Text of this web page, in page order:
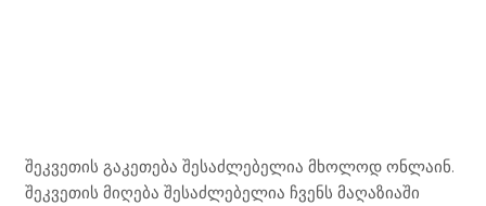
შეკვეთის გაკეთება შესაძლებელია მხოლოდ ონლაინ.
შეკვეთის მიღება შესაძლებელია ჩვენს მაღაზიაში